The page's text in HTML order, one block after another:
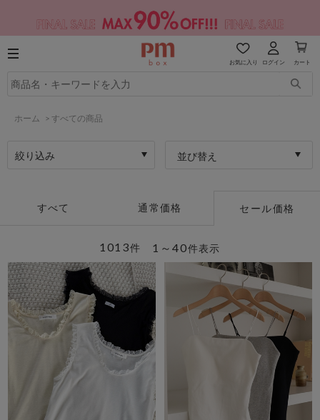
お気に入り ログイン カート
ホーム > すべての商品
絞り込み 並び替え
すべて 通常価格 セール価格
1～40件表示
1013件